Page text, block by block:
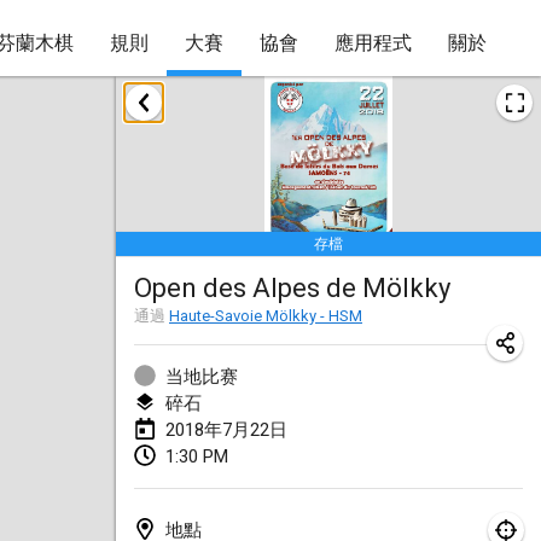
蘭木棋 規則 大賽 協會 應用程式 關於
存檔
Open des Alpes de Mölkky
通過 Haute-Savoie Mölkky - HSM
当地比赛
碎石
2018年7月22日
1:30 PM
地點
2018年1月
Open des rois de Mölkky
2018年1月21日|法國
Individuel du Garo
2018年1月21日| 法國
Tournoi d'Hiver
2018年1月27日
2018年1月27日
2018年2月